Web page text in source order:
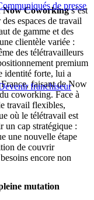
de presse
franchiseur
Now Coworkings’est
espaces de travail
de gamme et des
clientèle variée :
des télétravailleurs
premium
identité forte, lui a
France, faisant de Now
coworking. Face à
travail flexibles,
où le télétravail est
un cap stratégique :
une nouvelle étape
de couvrir
encore non
mutation